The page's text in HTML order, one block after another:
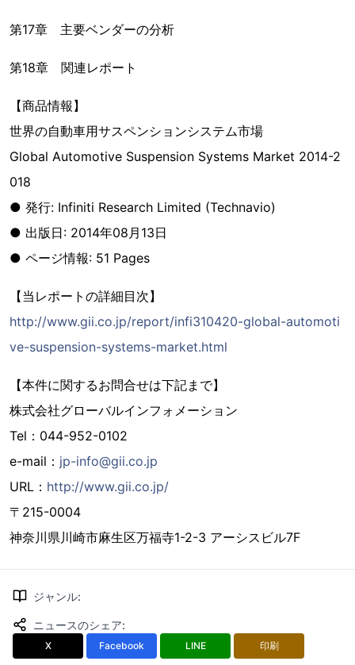
第17章 主要ベンダーの分析
第18章 関連レポート
【商品情報】
世界の自動車用サスペンションシステム市場
Global Automotive Suspension Systems Market 2014-2
018
● 発行: Infiniti Research Limited (Technavio)
● 出版日: 2014年08月13日
● ページ情報: 51 Pages
【当レポートの詳細目次】
http://www.gii.co.jp/report/infi310420-global-automoti
ve-suspension-systems-market.html
【本件に関するお問合せは下記まで】
株式会社グローバルインフォメーション
Tel：044-952-0102
e-mail： jp-info@gii.co.jp
URL： http://www.gii.co.jp/
〒215-0004
神奈川県川崎市麻生区万福寺1-2-3 アーシスビル7F
ジャンル:
ニュースのシェア:
X Facebook LINE 印刷